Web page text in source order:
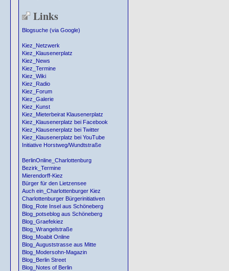
Links
Blogsuche (via Google)
Kiez_Netzwerk
Kiez_Klausenerplatz
Kiez_News
Kiez_Termine
Kiez_Wiki
Kiez_Radio
Kiez_Forum
Kiez_Galerie
Kiez_Kunst
Kiez_Mieterbeirat Klausenerplatz
Kiez_Klausenerplatz bei Facebook
Kiez_Klausenerplatz bei Twitter
Kiez_Klausenerplatz bei YouTube
Initiative Horstweg/Wundtstraße
BerlinOnline_Charlottenburg
Bezirk_Termine
Mierendorff-Kiez
Bürger für den Lietzensee
Auch ein_Charlottenburger Kiez
Charlottenburger Bürgerinitiativen
Blog_Rote Insel aus Schöneberg
Blog_potseblog aus Schöneberg
Blog_Graefekiez
Blog_Wrangelstraße
Blog_Moabit Online
Blog_Auguststrasse aus Mitte
Blog_Modersohn-Magazin
Blog_Berlin Street
Blog_Notes of Berlin